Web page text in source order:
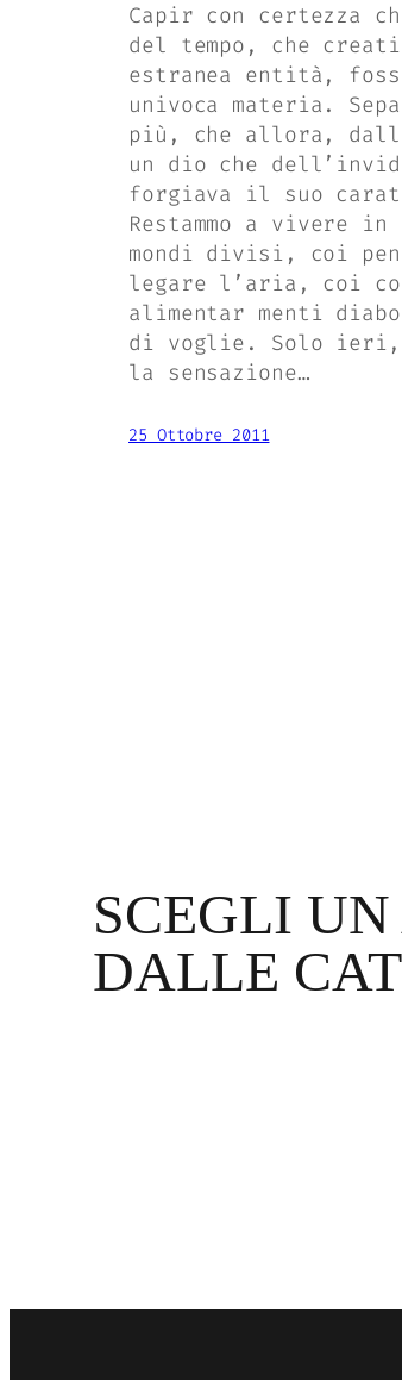
Capir con certezza
del tempo, che
estranea entità,
univoca materia.
più, che allora,
un dio che
forgiava il suo
Restammo a vivere in
mondi divisi, coi
legare l’aria, coi
alimentar menti
di voglie. Solo ieri,
la sensazione…
25 Ottobre 2011
SCEGLI
DALLE